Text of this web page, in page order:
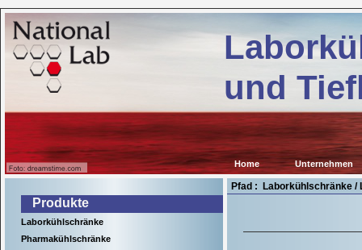
und
Home Unternehmen
Produkte
Laborkühlschränke
Pharmakühlschränke
Pfad : Laborkühlschränke /
Kühl-
und
Tiefkühlgeräte
für
wissenschaftliche
Einrichtungen,
Krankenhäuser
für
viele
Anwendungen
in
der